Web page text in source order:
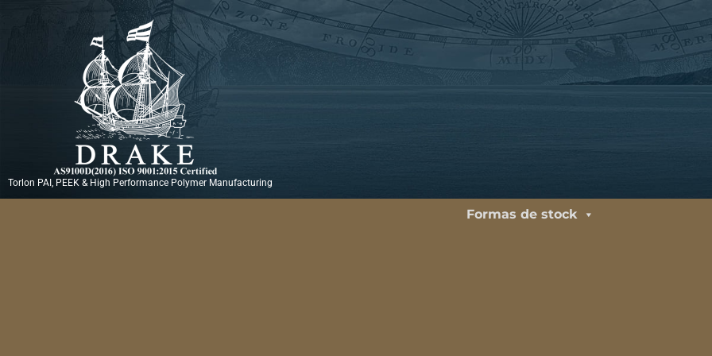
Torlon PAI, PEEK & High Performance Polymer Manufacturing
Formas de stock